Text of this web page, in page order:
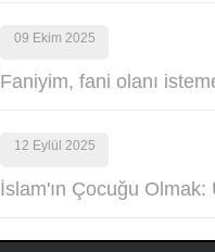
09 Ekim 2025
Faniyim, fani olanı
12 Eylül 2025
İslam'ın Çocuğu